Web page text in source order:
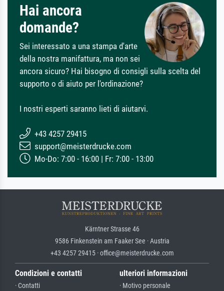
Hai ancora
domande?
Sei interessato a una stampa d'arte
della nostra manifattura, ma non sei
ancora sicuro? Hai bisogno di consigli sulla scelta del
supporto o di aiuto per l'ordinazione?
I nostri esperti saranno lieti di aiutarvi.
+43 4257 29415
support@meisterdrucke.com
Mo-Do: 7:00 - 16:00 | Fr: 7:00 - 13:00
Kärntner Strasse 46
9586 Finkenstein am Faaker See · Austria
+43 4257 29415 · office@meisterdrucke.com
Condizioni e contatti
· Contatti
ulteriori informazioni
· Motivo personale